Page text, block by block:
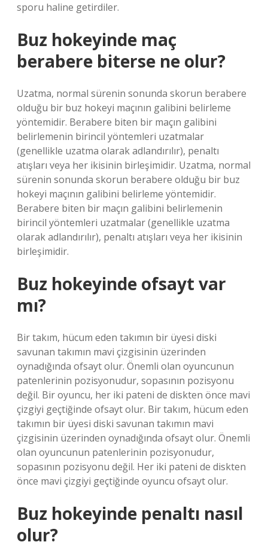
sporu haline getirdiler.
Buz hokeyinde maç
berabere biterse ne olur?
Uzatma, normal sürenin sonunda skorun berabere
olduğu bir buz hokeyi maçının galibini belirleme
yöntemidir. Berabere biten bir maçın galibini
belirlemenin birincil yöntemleri uzatmalar
(genellikle uzatma olarak adlandırılır), penaltı
atışları veya her ikisinin birleşimidir. Uzatma, normal
sürenin sonunda skorun berabere olduğu bir buz
hokeyi maçının galibini belirleme yöntemidir.
Berabere biten bir maçın galibini belirlemenin
birincil yöntemleri uzatmalar (genellikle uzatma
olarak adlandırılır), penaltı atışları veya her ikisinin
birleşimidir.
Buz hokeyinde ofsayt var
mı?
Bir takım, hücum eden takımın bir üyesi diski
savunan takımın mavi çizgisinin üzerinden
oynadığında ofsayt olur. Önemli olan oyuncunun
patenlerinin pozisyonudur, sopasının pozisyonu
değil. Bir oyuncu, her iki pateni de diskten önce mavi
çizgiyi geçtiğinde ofsayt olur. Bir takım, hücum eden
takımın bir üyesi diski savunan takımın mavi
çizgisinin üzerinden oynadığında ofsayt olur. Önemli
olan oyuncunun patenlerinin pozisyonudur,
sopasının pozisyonu değil. Her iki pateni de diskten
önce mavi çizgiyi geçtiğinde oyuncu ofsayt olur.
Buz hokeyinde penaltı nasıl
olur?